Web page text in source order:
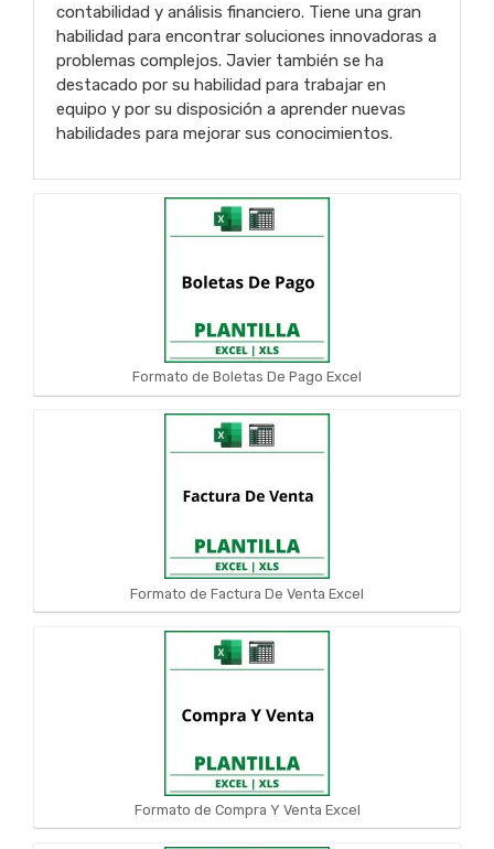
contabilidad y análisis financiero. Tiene una gran
habilidad para encontrar soluciones innovadoras a
problemas complejos. Javier también se ha
destacado por su habilidad para trabajar en
equipo y por su disposición a aprender nuevas
habilidades para mejorar sus conocimientos.
Formato de Boletas De Pago Excel
Formato de Factura De Venta Excel
Formato de Compra Y Venta Excel